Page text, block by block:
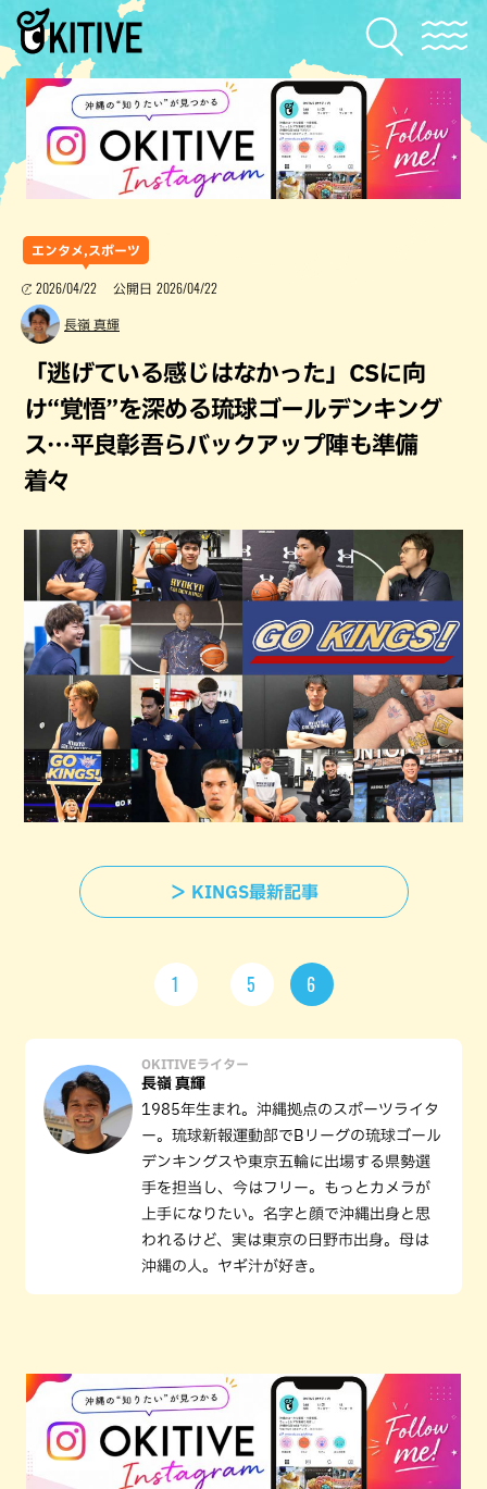
エンタメ,スポーツ
2026/04/22 公開日 2026/04/22
長嶺 真輝
「逃げている感じはなかった」CSに向
け“覚悟”を深める琉球ゴールデンキング
ス…平良彰吾らバックアップ陣も準備
着々
＞ KINGS最新記事
1 5 6
OKITIVEライター
長嶺 真輝
1985年生まれ。沖縄拠点のスポーツライタ
ー。琉球新報運動部でBリーグの琉球ゴール
デンキングスや東京五輪に出場する県勢選
手を担当し、今はフリー。もっとカメラが
上手になりたい。名字と顔で沖縄出身と思
われるけど、実は東京の日野市出身。母は
沖縄の人。ヤギ汁が好き。